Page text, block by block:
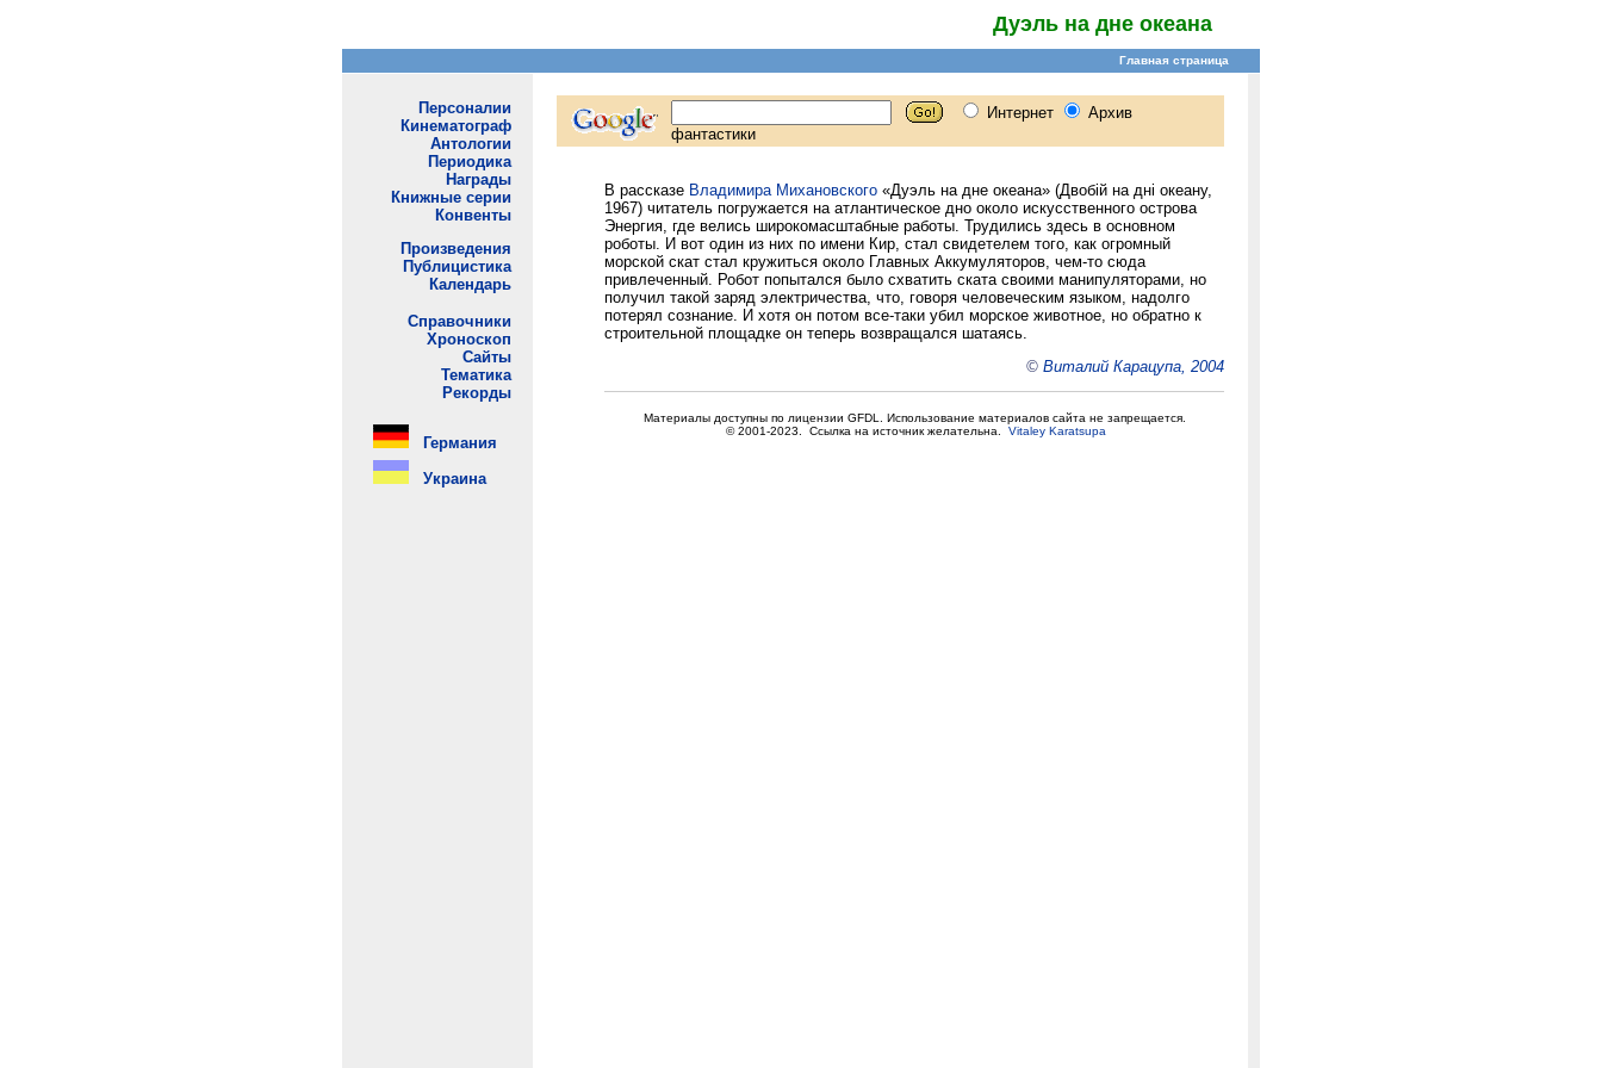
Дуэль на дне океана
В рассказе Владимира Михановского «Дуэль на дне океана» (Двобій на дні океану,
1967) читатель погружается на атлантическое дно около искусственного острова
Энергия, где велись широкомасштабные работы. Трудились здесь в основном
роботы. И вот один из них по имени Кир, стал свидетелем того, как огромный
морской скат стал кружиться около Главных Аккумуляторов, чем-то сюда
привлеченный. Робот попытался было схватить ската своими манипуляторами, но
получил такой заряд электричества, что, говоря человеческим языком, надолго
потерял сознание. И хотя он потом все-таки убил морское животное, но обратно к
строительной площадке он теперь возвращался шатаясь.
© Виталий Карацупа, 2004